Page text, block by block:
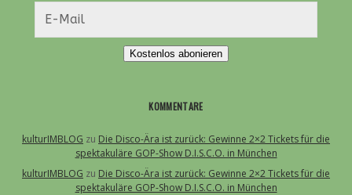
Kostenlos abonieren
KOMMENTARE
kulturIMBLOG zu Die Disco-Ära ist zurück: Gewinne 2×2 Tickets für die
spektakuläre GOP-Show D.I.S.C.O. in München
kulturIMBLOG zu Die Disco-Ära ist zurück: Gewinne 2×2 Tickets für die
spektakuläre GOP-Show D.I.S.C.O. in München